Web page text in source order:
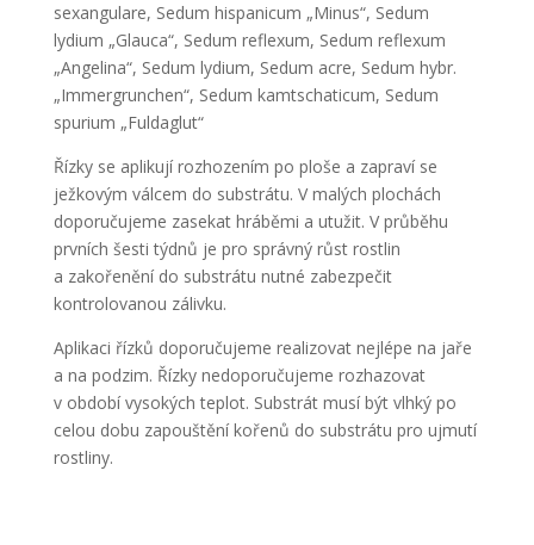
sexangulare, Sedum hispanicum „Minus“, Sedum
lydium „Glauca“, Sedum reflexum, Sedum reflexum
„Angelina“, Sedum lydium, Sedum acre, Sedum hybr.
„Immergrunchen“, Sedum kamtschaticum, Sedum
spurium „Fuldaglut“
Řízky se aplikují rozhozením po ploše a zapraví se
ježkovým válcem do substrátu. V malých plochách
doporučujeme zasekat hráběmi a utužit. V průběhu
prvních šesti týdnů je pro správný růst rostlin
a zakořenění do substrátu nutné zabezpečit
kontrolovanou zálivku.
Aplikaci řízků doporučujeme realizovat nejlépe na jaře
a na podzim. Řízky nedoporučujeme rozhazovat
v období vysokých teplot. Substrát musí být vlhký po
celou dobu zapouštění kořenů do substrátu pro ujmutí
rostliny.